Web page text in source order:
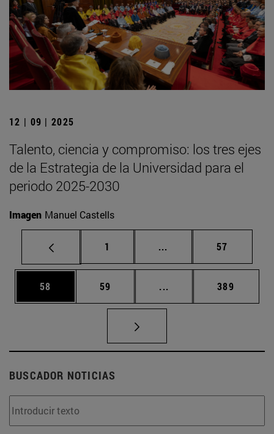
12 | 09 | 2025
Talento, ciencia y compromiso: los tres ejes
de la Estrategia de la Universidad para el
periodo 2025-2030
Imagen Manuel Castells
Página
1 ... Páginas intermedias
Página
57
Página
58 Página
59 ... Páginas intermedias
Página
389
BUSCADOR NOTICIAS